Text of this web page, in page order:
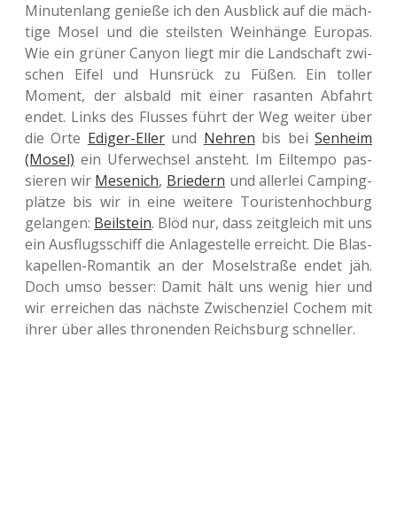
Minu­ten­lang genie­ße ich den Aus­blick auf die mäch­
ti­ge Mosel und die steils­ten Wein­hän­ge Euro­pas.
Wie ein grüner Canyon liegt mir die Land­schaft zwi­
schen Eifel und Huns­rück zu Füßen. Ein toller
Moment, der als­bald mit einer rasan­ten Abfahrt
endet. Links des Flus­ses führt der Weg weiter über
die Orte Ediger-Ellerund Nehren bis beiSen­heim
(Mosel) ein Ufer­wech­sel ansteht. Im Eil­tem­po pas­
sie­ren wir Mese­nich, Brie­dern und aller­lei Cam­ping­
plät­ze bis wir in eine wei­te­re Tou­ris­ten­hoch­burg
gelan­gen: Beil­stein. Blöd nur, dass zeit­gleich mit uns
ein Aus­flugs­schiff die Anla­ge­stel­le erreicht. Die Blas­
ka­pel­len-Roman­tik an der Mosel­stra­ße endet jäh.
Doch umso besser: Damit hält uns wenig hier und
wir errei­chen das nächs­te Zwi­schen­ziel Cochem mit
ihrer über alles thro­nen­den Reichs­burg schneller.